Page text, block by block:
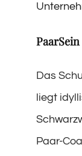
Das
liegt
Paar-